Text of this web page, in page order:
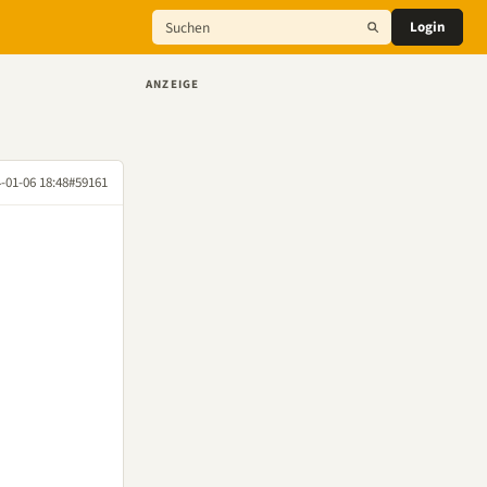
Login
01-06 18:48#59161
ANZEIGE